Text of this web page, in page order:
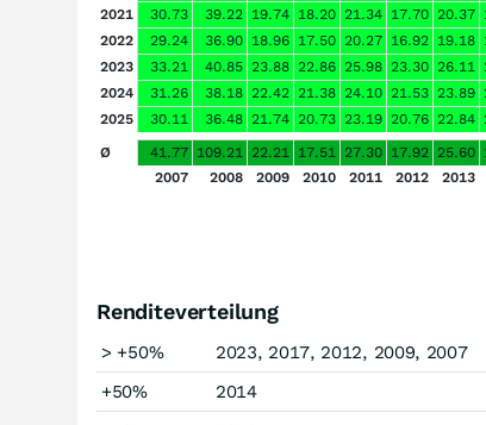
2021
30.73 39.22 19.74 18.20 21.34 17.70 20.37
2022
29.24 36.90 18.96 17.50 20.27 16.92 19.18
2023
33.21 40.85 23.88 22.86 25.98 23.30 26.11
2024
31.26 38.18 22.42 21.38 24.10 21.53 23.89
2025
30.11 36.48 21.74 20.73 23.19 20.76 22.84
Ø
41.77 109.21 22.21 17.51 27.30 17.92 25.60
2007
2008 2009 2010 2011 2012 2013
Renditeverteilung
> +50%
2023, 2017, 2012, 2009, 2007
+50%
2014